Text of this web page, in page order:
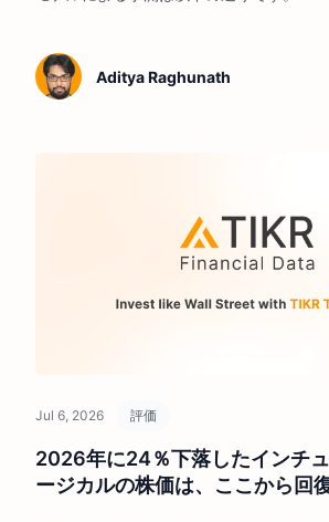
Aditya Raghunath
Jul 6, 2026 評価
2026年に24％下落したインチ
ージカルの株価は、ここから回